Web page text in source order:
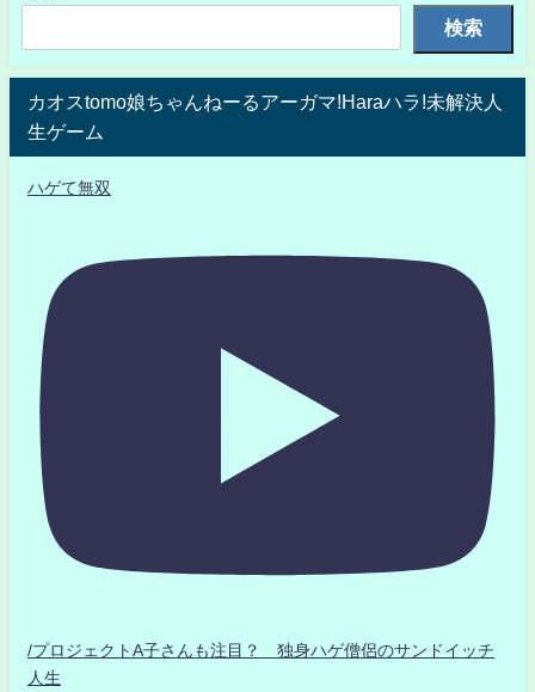
検索
カオスtomo娘ちゃんねーるアーガマ!Haraハラ!未解決人
生ゲーム
ハゲて無双
/プロジェクトA子さんも注目？ 独身ハゲ僧侶のサンドイッチ
人生